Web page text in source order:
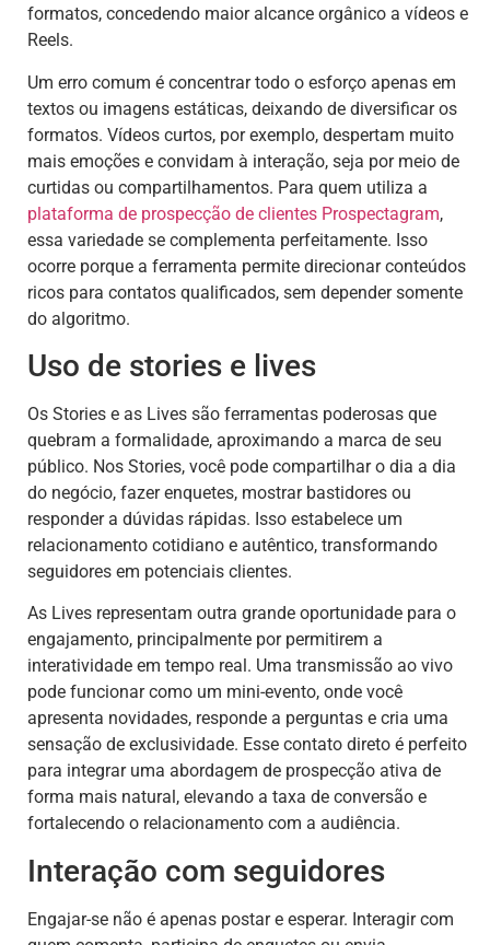
formatos, concedendo maior alcance orgânico a vídeos e
Reels.
Um erro comum é concentrar todo o esforço apenas em
textos ou imagens estáticas, deixando de diversificar os
formatos. Vídeos curtos, por exemplo, despertam muito
mais emoções e convidam à interação, seja por meio de
curtidas ou compartilhamentos. Para quem utiliza a
plataforma de prospecção de clientes Prospectagram,
essa variedade se complementa perfeitamente. Isso
ocorre porque a ferramenta permite direcionar conteúdos
ricos para contatos qualificados, sem depender somente
do algoritmo.
Uso de stories e lives
Os Stories e as Lives são ferramentas poderosas que
quebram a formalidade, aproximando a marca de seu
público. Nos Stories, você pode compartilhar o dia a dia
do negócio, fazer enquetes, mostrar bastidores ou
responder a dúvidas rápidas. Isso estabelece um
relacionamento cotidiano e autêntico, transformando
seguidores em potenciais clientes.
As Lives representam outra grande oportunidade para o
engajamento, principalmente por permitirem a
interatividade em tempo real. Uma transmissão ao vivo
pode funcionar como um mini-evento, onde você
apresenta novidades, responde a perguntas e cria uma
sensação de exclusividade. Esse contato direto é perfeito
para integrar uma abordagem de prospecção ativa de
forma mais natural, elevando a taxa de conversão e
fortalecendo o relacionamento com a audiência.
Interação com seguidores
Engajar-se não é apenas postar e esperar. Interagir com